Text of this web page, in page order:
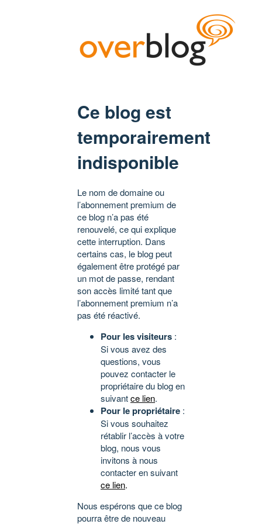
Ce blog est
temporairement
indisponible
Le nom de domaine ou
l’abonnement premium de
ce blog n’a pas été
renouvelé, ce qui explique
cette interruption. Dans
certains cas, le blog peut
également être protégé par
un mot de passe, rendant
son accès limité tant que
l’abonnement premium n’a
pas été réactivé.
Pour les visiteurs :
Si vous avez des
questions, vous
pouvez contacter le
propriétaire du blog en
suivantce lien.
Pour le propriétaire :
Si vous souhaitez
rétablir l’accès à votre
blog, nous vous
invitons à nous
contacter en suivant
ce lien.
Nous espérons que ce blog
pourra être de nouveau